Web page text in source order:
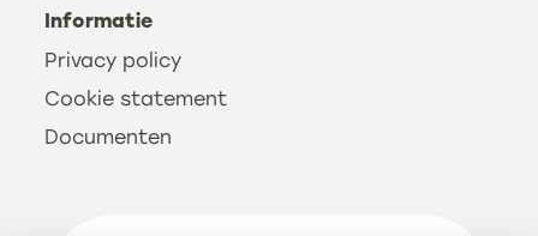
Informatie
Privacy policy
Cookie statement
Documenten